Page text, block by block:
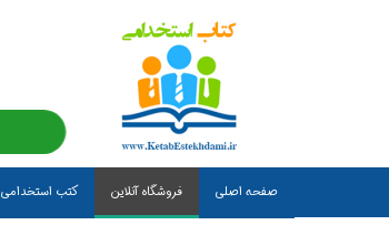
صفحه اصلی فروشگاه آنلاین کتب استخدامی